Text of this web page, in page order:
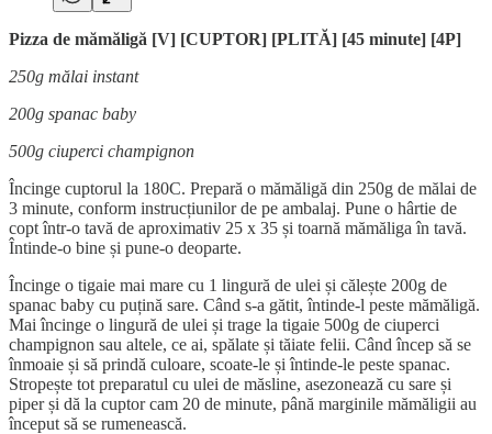
Pizza de mămăligă [V] [CUPTOR] [PLITĂ] [45 minute] [4P]
250g mălai instant
200g spanac baby
500g ciuperci champignon
Încinge cuptorul la 180C. Prepară o mămăligă din 250g de mălai de
3 minute, conform instrucțiunilor de pe ambalaj. Pune o hârtie de
copt într-o tavă de aproximativ 25 x 35 și toarnă mămăliga în tavă.
Întinde-o bine și pune-o deoparte.
Încinge o tigaie mai mare cu 1 lingură de ulei și călește 200g de
spanac baby cu puțină sare. Când s-a gătit, întinde-l peste mămăligă.
Mai încinge o lingură de ulei și trage la tigaie 500g de ciuperci
champignon sau altele, ce ai, spălate și tăiate felii. Când încep să se
înmoaie și să prindă culoare, scoate-le și întinde-le peste spanac.
Stropește tot preparatul cu ulei de măsline, asezonează cu sare și
piper și dă la cuptor cam 20 de minute, până marginile mămăligii au
început să se rumenească.